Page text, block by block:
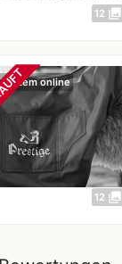
12 photo_library
12 photo_library
online